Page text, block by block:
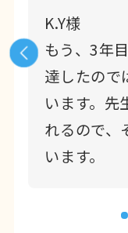
広告チラシ
と訂正
平素は、格
とうござい
2025年10月
おいて、記
K.Y様
もう、3年
達したので
います。先
れるので、
います。